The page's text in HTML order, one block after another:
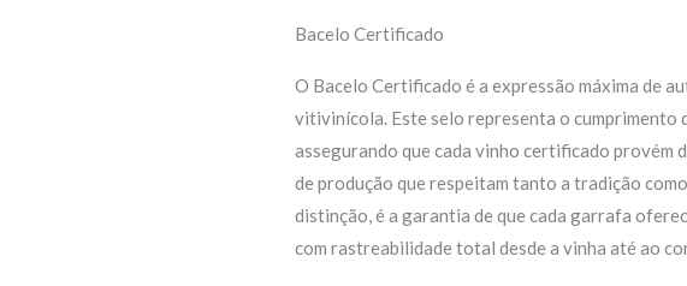
Bacelo Certificado
O Bacelo Certificado é a expressão máxima de
vitivinícola. Este selo representa o
assegurando que cada vinho certificado provém
de produção que respeitam tanto a tradição
distinção, é a garantia de que cada garrafa
com rastreabilidade total desde a vinha até ao